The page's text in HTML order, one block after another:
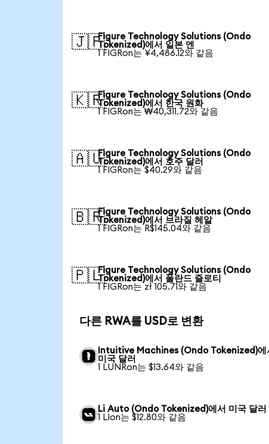
🇯🇵Figure Technology Solutions (Ondo
Tokenized)에서 일본 엔
1 FIGRon는 ¥4,486.12와 같음
🇰🇷Figure Technology Solutions (Ondo
Tokenized)에서 한국 원화
1 FIGRon는 ₩40,311.72와 같음
🇦🇺Figure Technology Solutions (Ondo
Tokenized)에서 호주 달러
1 FIGRon는 $40.29와 같음
🇧🇷Figure Technology Solutions (Ondo
Tokenized)에서 브라질 헤알
1 FIGRon는 R$145.04와 같음
🇵🇱Figure Technology Solutions (Ondo
Tokenized)에서 폴란드 즐로티
1 FIGRon는 zł 105.71와 같음
다른 RWA를 USD로 변환
Intuitive Machines (Ondo Tokenized)에
미국 달러
1 LUNRon는 $13.64와 같음
Li Auto (Ondo Tokenized)에서 미국 달러
1 LIon는 $12.80와 같음